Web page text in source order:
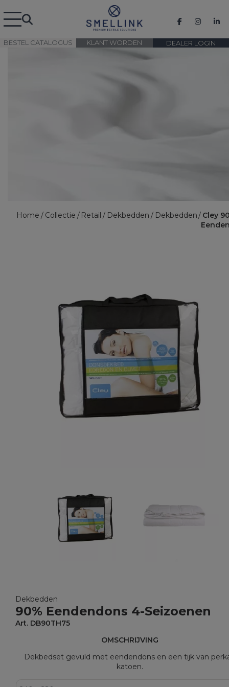
BESTEL CATALOGUS DEALER LOGIN
KLANT WORDEN
Home Collectie Retail Dekbedden Dekbedden
Cley
Dekbedden
90% Eendendons 4-Seizoenen
Art. DB90TH75
OMSCHRIJVING
Dekbedset gevuld met eendendons en een tijk van
katoen.